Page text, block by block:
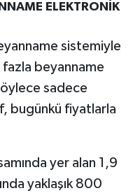
ELEKTRONİK
sistemiyle
beyanname
sadece
bugünkü fiyatlarla
yer alan 1,9
yaklaşık 800